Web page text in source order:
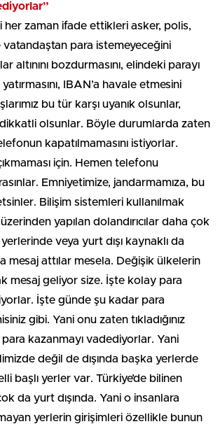
her zaman ifade ettikleri asker, polis,
vatandaştan para istemeyeceğini
altınını bozdurmasını, elindeki parayı
IBAN’a havale etmesini
bu tür karşı uyanık olsunlar,
olsunlar. Böyle durumlarda zaten
kapatılmamasını istiyorlar.
için. Hemen telefonu
Emniyetimize, jandarmamıza, bu
Bilişim sistemleri kullanılmak
yapılan dolandırıcılar daha çok
veya yurt dışı kaynaklı da
mesaj attılar mesela. Değişik ülkelerin
mesaj geliyor size. İşte kolay para
İşte günde şu kadar para
gibi. Yani onu zaten tıkladığınız
kazanmayı vadediyorlar. Yani
değil de dışında başka yerlerde
başlı yerler var. Türkiye’de bilinen
da yurt dışında. Yani o insanlara
yerlerin girişimleri özellikle bunun